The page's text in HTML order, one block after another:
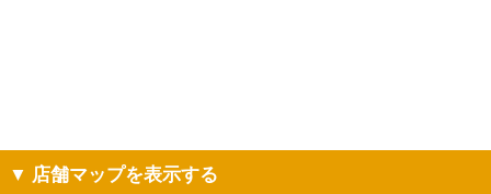
▼ 店舗マップを表示する